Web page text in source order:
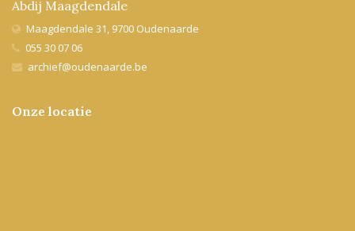
Abdij Maagdendale
Maagdendale 31, 9700 Oudenaarde
055 30 07 06
archief@oudenaarde.be
Onze locatie